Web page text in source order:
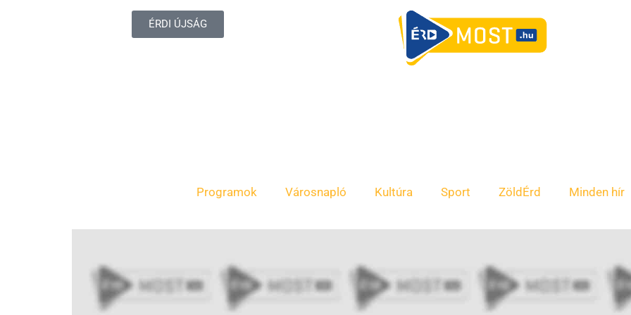
ÉRDI ÚJSÁG
Programok Városnapló Kultúra Sport ZöldÉrd Minden hír